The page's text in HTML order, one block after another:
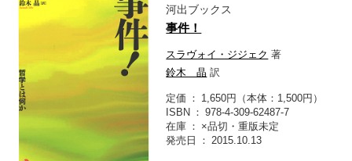
河出ブックス
事件！
スラヴォイ・ジジェク 著
鈴木 晶 訳
定価
1,650円（本体：1,500円）
ISBN
978-4-309-62487-7
在庫
×品切・重版未定
発売日
2015.10.13